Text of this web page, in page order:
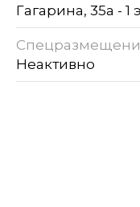
Гагарина, 35а - 1
Неактивно